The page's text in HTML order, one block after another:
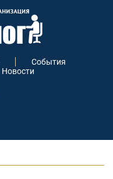
События
Новости